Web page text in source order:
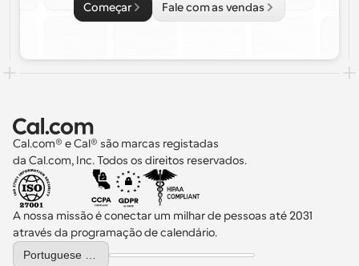
Começar Fale com as vendas
Cal.com® e Cal® são marcas registadas
da Cal.com, Inc. Todos os direitos reservados.
A nossa missão é conectar um milhar de pessoas até 2031
através da programação de calendário.
Select Language